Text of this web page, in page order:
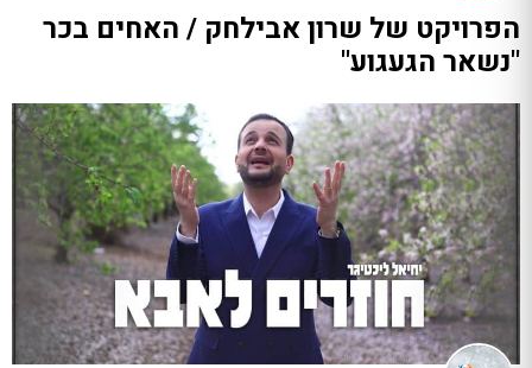
הפרויקט של שרון אבילחק / האחים בכר
"נשאר הגעגוע"